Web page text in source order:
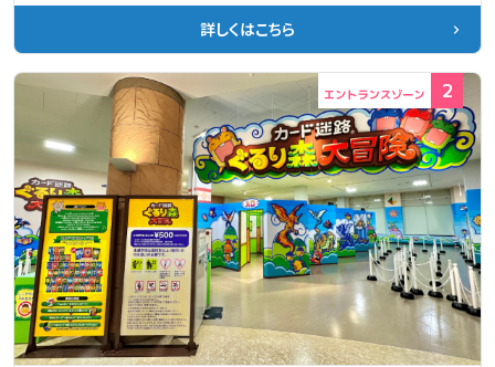
詳しくはこちら
2